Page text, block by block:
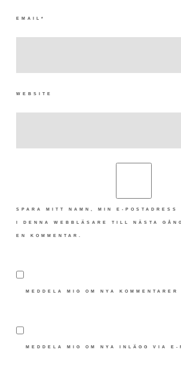
EMAIL *
WEBSITE
SPARA MITT NAMN, MIN E-POSTADRESS
I DENNA WEBBLÄSARE TILL NÄSTA
EN KOMMENTAR.
MEDDELA MIG OM NYA
MEDDELA MIG OM NYA INLÄGG VIA E-